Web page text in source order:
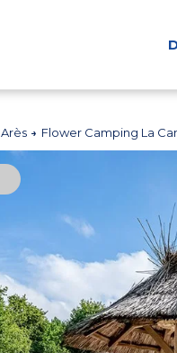
Arès Flower Camping La